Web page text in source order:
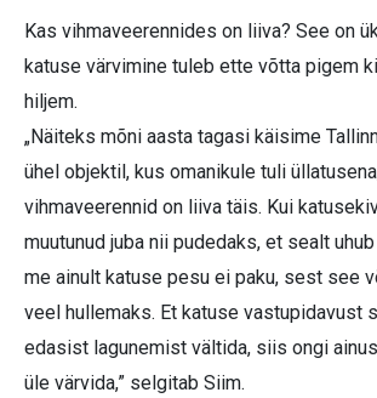
Kas vihmaveerennides on liiva? See on
katuse värvimine tuleb ette võtta pigem
hiljem.
„Näiteks mõni aasta tagasi käisime
ühel objektil, kus omanikule tuli
vihmaveerennid on liiva täis. Kui
muutunud juba nii pudedaks, et sealt
me ainult katuse pesu ei paku, sest see
veel hullemaks. Et katuse vastupidavust
edasist lagunemist vältida, siis ongi
üle värvida,” selgitab Siim.